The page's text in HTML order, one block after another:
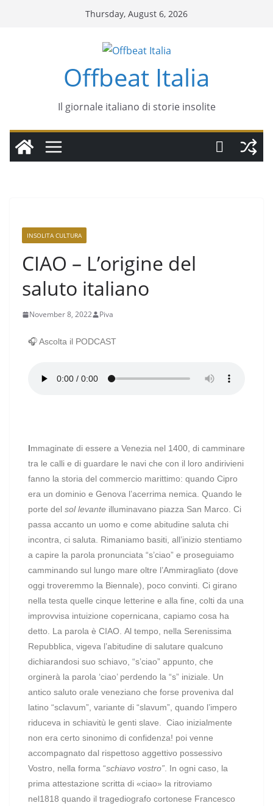
Thursday, August 6, 2026
Offbeat Italia
Il giornale italiano di storie insolite
INSOLITA CULTURA
CIAO – L’origine del
saluto italiano
November 8, 2022 Piva
🎧 Ascolta il PODCAST
Immaginate di essere a Venezia nel 1400, di camminare
tra le calli e di guardare le navi che con il loro andirivieni
fanno la storia del commercio marittimo: quando Cipro
era un dominio e Genova l’acerrima nemica. Quando le
porte del sol levante illuminavano piazza San Marco. Ci
passa accanto un uomo e come abitudine saluta chi
incontra, ci saluta. Rimaniamo basiti, all’inizio stentiamo
a capire la parola pronunciata “s’ciao” e proseguiamo
camminando sul lungo mare oltre l’Ammiragliato (dove
oggi troveremmo la Biennale), poco convinti. Ci girano
nella testa quelle cinque letterine e alla fine, colti da una
improvvisa intuizione copernicana, capiamo cosa ha
detto. La parola è CIAO. Al tempo, nella Serenissima
Repubblica, vigeva l’abitudine di salutare qualcuno
dichiarandosi suo schiavo, “s’ciao” appunto, che
orginerà la parola ‘ciao’ perdendo la “s” iniziale. Un
antico saluto orale veneziano che forse proveniva dal
latino “sclavum”, variante di “slavum”, quando l’impero
riduceva in schiavitù le genti slave.
Ciao inizialmente
non era certo sinonimo di confidenza! poi venne
accompagnato dal rispettoso aggettivo possessivo
Vostro, nella forma “schiavo vostro” . In ogni caso, la
prima attestazione scritta di «ciao» la ritroviamo
nel1818 quando il tragediografo cortonese Francesco